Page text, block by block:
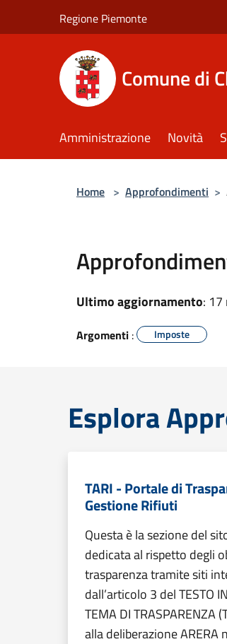
Regione Piemonte
Comune di
Amministrazione Novità
Home > Approfondimenti >
Ultimo aggiornamento:
Argomenti : Imposte
Esplora
TARI - Portale di
Gestione Rifiuti
Questa è la sezione del
dedicata al rispetto degli
trasparenza tramite siti
dall’articolo 3 del TESTO
TEMA DI TRASPARENZA
alla deliberazione ARERA